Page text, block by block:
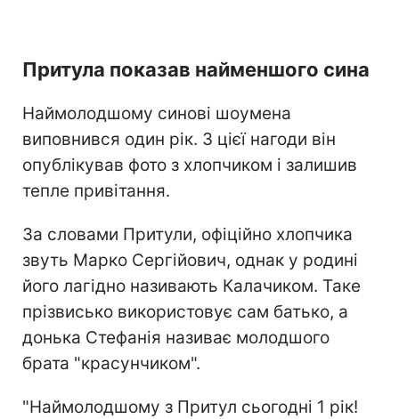
Притула показав найменшого сина
Наймолодшому синові шоумена
виповнився один рік. З цієї нагоди він
опублікував фото з хлопчиком і залишив
тепле привітання.
За словами Притули, офіційно хлопчика
звуть Марко Сергійович, однак у родині
його лагідно називають Калачиком. Таке
прізвисько використовує сам батько, а
донька Стефанія називає молодшого
брата "красунчиком".
"Наймолодшому з Притул сьогодні 1 рік!